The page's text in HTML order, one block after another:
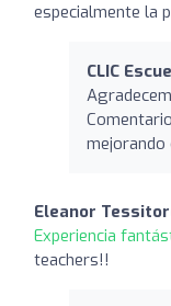
especialmente la
CLIC
mejorando
Eleanor
Experiencia
teachers!!